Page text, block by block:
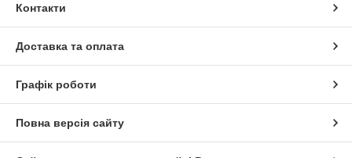
Контакти
Доставка та оплата
Графік роботи
Повна версія сайту